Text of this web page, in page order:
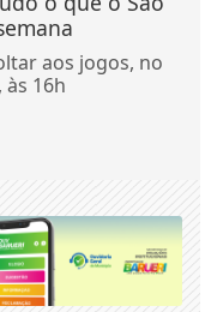
aos jogos, no
16h